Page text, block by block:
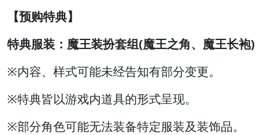
【预购特典】
特典服装：魔王装扮套组(魔王之角、魔王长袍)
※内容、样式可能未经告知有部分变更。
※特典皆以游戏内道具的形式呈现。
※部分角色可能无法装备特定服装及装饰品。